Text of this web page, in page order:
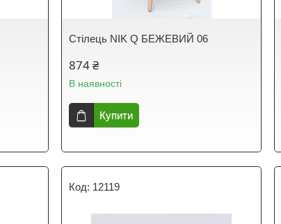
Стілець NIK Q БЕЖЕВИЙ 06
874 ₴
В наявності
Купити
12119